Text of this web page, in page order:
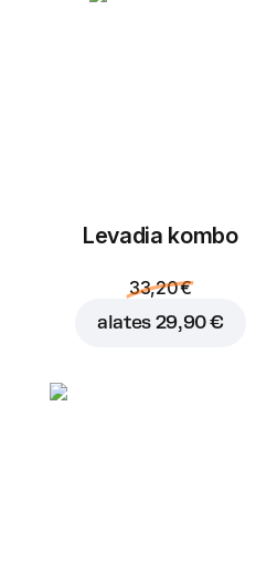
Levadia kombo
33,20 €
alates 29,90 €